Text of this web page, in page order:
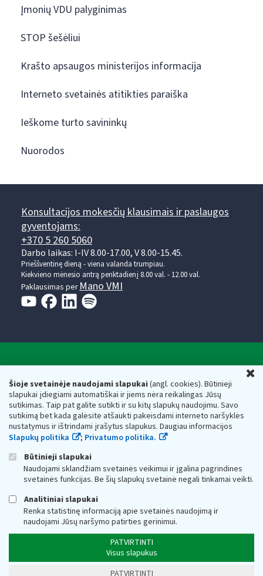
Šioje svetainėje naudojami slapukai(angl. cookies). Būtinieji
slapukai įdiegiami automatiškai ir jiems nėra reikalingas Jūsų
sutikimas. Taip pat galite sutikti ir su kitų slapukų naudojimu. Savo
sutikimą bet kada galėsite atšaukti pakeisdami interneto naršyklės
nustatymus ir ištrindami įrašytus slapukus. Daugiau informacijos
Slapukų politika
; Privatumo politika.
Būtinieji slapukai
Naudojami sklandžiam svetainės veikimui ir įgalina pagrindines
svetainės funkcijas. Be šių slapukų svetainė negali tinkamai veikti.
Analitiniai slapukai
Renka statistinę informaciją apie svetainės naudojimą ir
naudojami Jūsų naršymo patirties gerinimui.
PATVIRTINTI
Visus slapukus
PATVIRTINTI
Įmonių VDU palyginimas
STOP šešėliui
Krašto apsaugos ministerijos informacija
Interneto svetainės atitikties paraiška
Ieškome turto savininkų
Nuorodos
Konsultacijos mokesčių klausimais ir paslaugos
gyventojams:
+370 5 260 5060
Darbo laikas: I-IV 8.00-17.00, V 8.00-15.45.
Prieššventinę dieną - viena valanda trumpiau.
Kiekvieno mėnesio antrą penktadienį 8.00 val. - 12.00 val.
Paklausimas per Mano VMI
Respublikos finansų ministerijos
Biudžetinė įstaiga. Juridinio asmens kodas — 188659752,
adresas: Vasario 16-osios g. 14, 01107 Vilnius, Lietuva, el.paštas:
vmi@vmi.lt, E. pristatymo dėžutės adresas 188659752
Duomenys apie Valstybinę mokesčių inspekciją prie Lietuvos
Respublikos finansų ministerijos kaupiami ir saugomi Juridinių